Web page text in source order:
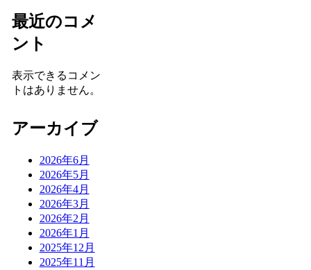
最近のコメ
ント
表示できるコメン
トはありません。
アーカイブ
2026年6月
2026年5月
2026年4月
2026年3月
2026年2月
2026年1月
2025年12月
2025年11月